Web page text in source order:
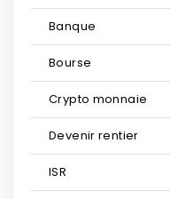
Banque
Bourse
Crypto monnaie
Devenir rentier
ISR